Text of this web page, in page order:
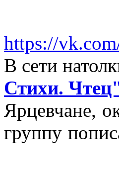
https://
В сети
Стихи.
Ярцевчане,
группу